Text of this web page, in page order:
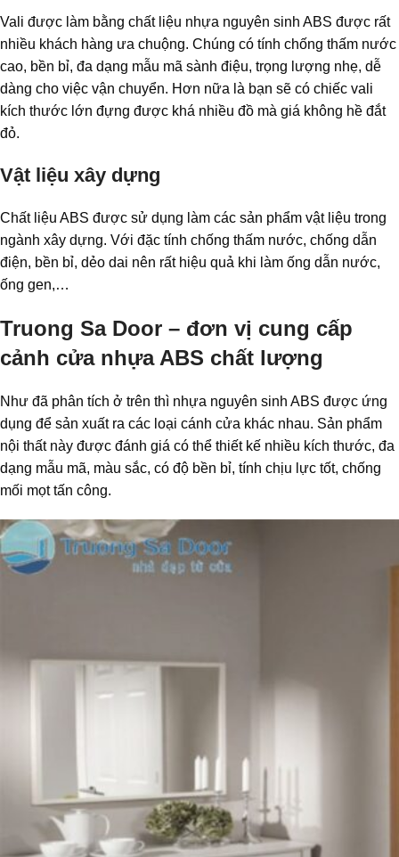
Vali được làm bằng chất liệu nhựa nguyên sinh ABS được rất
nhiều khách hàng ưa chuộng. Chúng có tính chống thấm nước
cao, bền bỉ, đa dạng mẫu mã sành điệu, trọng lượng nhẹ, dễ
dàng cho việc vận chuyển. Hơn nữa là bạn sẽ có chiếc vali
kích thước lớn đựng được khá nhiều đồ mà giá không hề đắt
đỏ.
Vật liệu xây dựng
Chất liệu ABS được sử dụng làm các sản phẩm vật liệu trong
ngành xây dựng. Với đặc tính chống thấm nước, chống dẫn
điện, bền bỉ, dẻo dai nên rất hiệu quả khi làm ống dẫn nước,
ống gen,…
Truong Sa Door – đơn vị cung cấp
cảnh cửa nhựa ABS chất lượng
Như đã phân tích ở trên thì nhựa nguyên sinh ABS được ứng
dụng để sản xuất ra các loại cánh cửa khác nhau. Sản phẩm
nội thất này được đánh giá có thể thiết kế nhiều kích thước, đa
dạng mẫu mã, màu sắc, có độ bền bỉ, tính chịu lực tốt, chống
mối mọt tấn công.